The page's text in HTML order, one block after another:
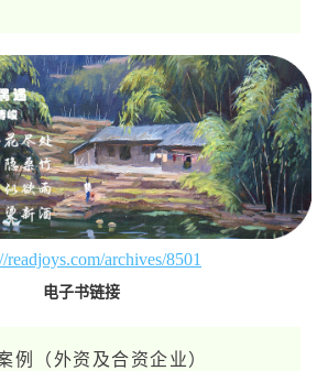
readjoys.com/archives/8501
电子书链接
例（外资及合资企业）